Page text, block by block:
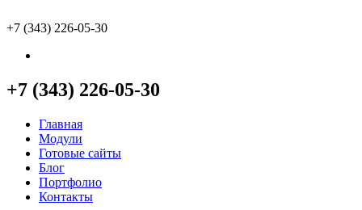
+7 (343) 226-05-30
+7 (343) 226-05-30
Главная
Модули
Готовые сайты
Блог
Портфолио
Контакты